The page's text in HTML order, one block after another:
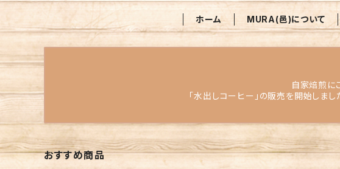
ホーム MURA(邑)について
自家焙煎に
「水出しコーヒー」の販売を開始しま
おすすめ商品